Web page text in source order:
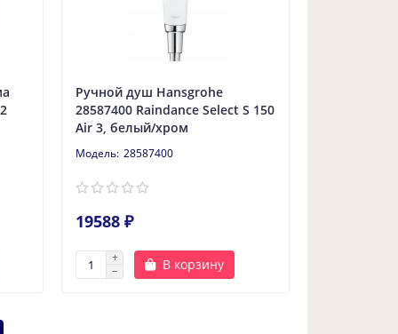
Ручной душ Hansgrohe
28587400 Raindance Select S 150
Air 3, белый/хром
28587400
19588 ₽
В корзину